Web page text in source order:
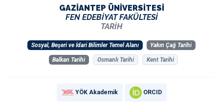
GAZİANTEP ÜNİVERSİTESİ
FEN EDEBİYAT FAKÜLTESİ
TARİH
Sosyal, Beşeri ve İdari Bilimler Temel Alanı Yakın Çağ Tarihi
Balkan Tarihi Osmanlı Tarihi Kent Tarihi
YÖK Akademik ORCID